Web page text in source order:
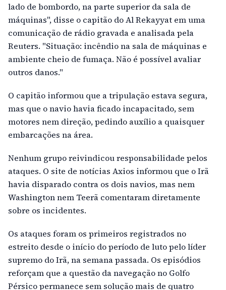
lado de bombordo, na parte superior da sala de
máquinas", disse o capitão do Al Rekayyat em uma
comunicação de rádio gravada e analisada pela
Reuters. "Situação: incêndio na sala de máquinas e
ambiente cheio de fumaça. Não é possível avaliar
outros danos."
O capitão informou que a tripulação estava segura,
mas que o navio havia ficado incapacitado, sem
motores nem direção, pedindo auxílio a quaisquer
embarcações na área.
Nenhum grupo reivindicou responsabilidade pelos
ataques. O site de notícias Axios informou que o Irã
havia disparado contra os dois navios, mas nem
Washington nem Teerã comentaram diretamente
sobre os incidentes.
Os ataques foram os primeiros registrados no
estreito desde o início do período de luto pelo líder
supremo do Irã, na semana passada. Os episódios
reforçam que a questão da navegação no Golfo
Pérsico permanece sem solução mais de quatro